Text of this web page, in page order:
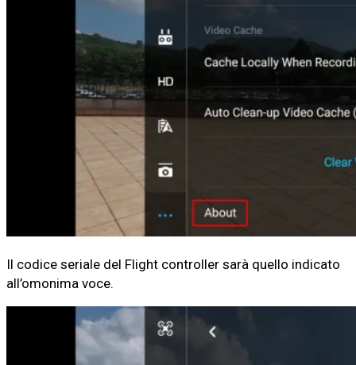
Il codice seriale del Flight controller sarà quello indicato
all’omonima voce.